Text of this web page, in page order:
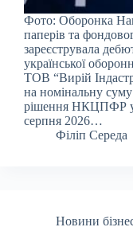
Фото: Оборонка
паперів та
зареєструвала
української
ТОВ “Вирій
на номінальну
рішення НКЦПФР
серпня 2026…
Філіп Середа
Новини